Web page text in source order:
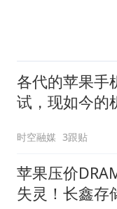
各代的苹果手
试，现如今的
时空融媒 3跟贴
苹果压价
失灵！长鑫存